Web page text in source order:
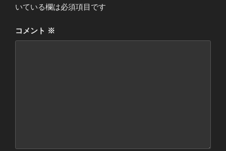
いている欄は必須項目です
コメント ※